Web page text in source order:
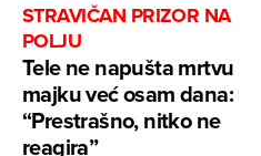
STRAVIČAN PRIZOR NA
POLJU
Tele ne napušta mrtvu
majku već osam dana:
“Prestrašno, nitko ne
reagira”